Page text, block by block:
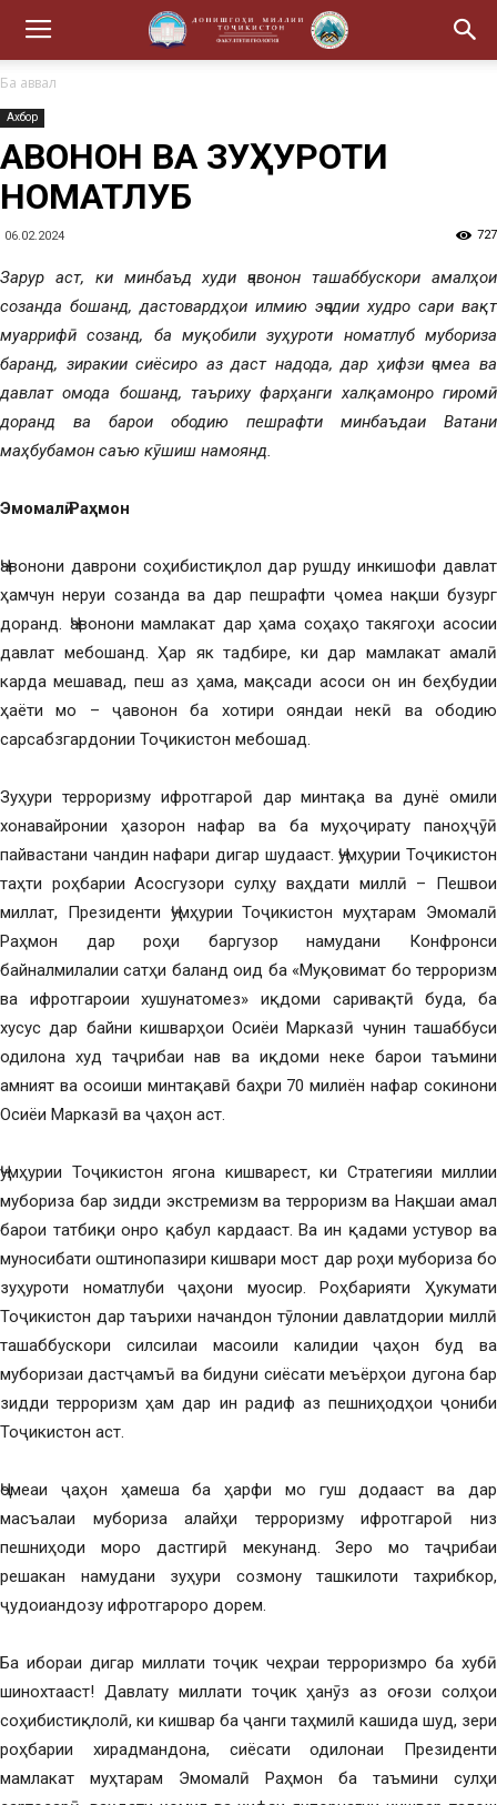
Ба аввал
Ахбор
ҶАВОНОН ВА ЗУҲУРОТИ
НОМАТЛУБ
06.02.2024 727
Зарур аст, ки минбаъд худи ҷавонон ташаббускори амалҳои
созанда бошанд, дастовардҳои илмию эҷодии худро сари вақт
муаррифӣ созанд, ба муқобили зуҳуроти номатлуб мубориза
баранд, зиракии сиёсиро аз даст надода, дар ҳифзи ҷомеа ва
давлат омода бошанд, таъриху фарҳанги халқамонро гиромӣ
доранд ва барои ободию пешрафти минбаъдаи Ватани
маҳбубамон саъю кӯшиш намоянд.
Эмомалӣ Раҳмон
Ҷавонони даврони соҳибистиқлол дар рушду инкишофи давлат
ҳамчун неруи созанда ва дар пешрафти ҷомеа нақши бузург
доранд. Ҷавонони мамлакат дар ҳама соҳаҳо такягоҳи асосии
давлат мебошанд. Ҳар як тадбире, ки дар мамлакат амалӣ
карда мешавад, пеш аз ҳама, мақсади асоси он ин беҳбудии
ҳаёти мо – ҷавонон ба хотири ояндаи некӣ ва ободию
сарсабзгардонии Тоҷикистон мебошад.
Зуҳури терроризму ифротгароӣ дар минтақа ва дунё омили
хонавайронии ҳазорон нафар ва ба муҳоҷирату паноҳҷӯӣ
пайвастани чандин нафари дигар шудааст. Ҷумҳурии Тоҷикистон
таҳти роҳбарии Асосгузори сулҳу ваҳдати миллӣ – Пешвои
миллат, Президенти Ҷумҳурии Тоҷикистон муҳтарам Эмомалӣ
Раҳмон дар роҳи баргузор намудани Конфронси
байналмилалии сатҳи баланд оид ба «Муқовимат бо терроризм
ва ифротгароии хушунатомез» иқдоми саривақтӣ буда, ба
хусус дар байни кишварҳои Осиёи Марказӣ чунин ташаббуси
одилона худ таҷрибаи нав ва иқдоми неке барои таъмини
амният ва осоиши минтақавӣ баҳри 70 милиён нафар сокинони
Осиёи Марказӣ ва ҷаҳон аст.
Ҷумҳурии Тоҷикистон ягона кишварест, ки Стратегияи миллии
мубориза бар зидди экстремизм ва терроризм ва Нақшаи амал
барои татбиқи онро қабул кардааст. Ва ин қадами устувор ва
муносибати оштинопазири кишвари мост дар роҳи мубориза бо
зуҳуроти номатлуби ҷаҳони муосир. Роҳбарияти Ҳукумати
Тоҷикистон дар таърихи начандон тӯлонии давлатдории миллӣ
ташаббускори силсилаи масоили калидии ҷаҳон буд ва
муборизаи дастҷамъӣ ва бидуни сиёсати меъёрҳои дугона бар
зидди терроризм ҳам дар ин радиф аз пешниҳодҳои ҷониби
Тоҷикистон аст.
Ҷомеаи ҷаҳон ҳамеша ба ҳарфи мо гуш додааст ва дар
масъалаи мубориза алайҳи терроризму ифротгароӣ низ
пешниҳоди моро дастгирӣ мекунанд. Зеро мо таҷрибаи
решакан намудани зуҳури созмону ташкилоти тахрибкор,
ҷудоиандозу ифротгароро дорем.
Ба ибораи дигар миллати тоҷик чеҳраи терроризмро ба хубӣ
шинохтааст! Давлату миллати тоҷик ҳанӯз аз оғози солҳои
соҳибистиқлолӣ, ки кишвар ба ҷанги таҳмилӣ кашида шуд, зери
роҳбарии хирадмандона, сиёсати одилонаи Президенти
мамлакат муҳтарам Эмомалӣ Раҳмон ба таъмини сулҳи